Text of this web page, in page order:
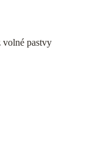
volné pastvy